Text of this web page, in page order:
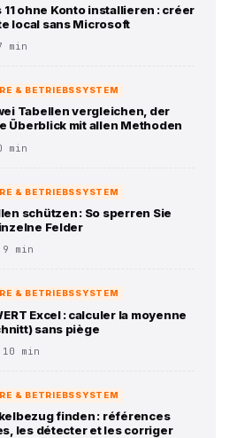
11 ohne Konto installieren : créer
local sans Microsoft
min
& BETRIEBSSYSTEM
Tabellen vergleichen, der
Überblick mit allen Methoden
min
& BETRIEBSSYSTEM
schützen : So sperren Sie
Felder
min
& BETRIEBSSYSTEM
Excel : calculer la moyenne
sans piège
min
& BETRIEBSSYSTEM
finden : références
les détecter et les corriger